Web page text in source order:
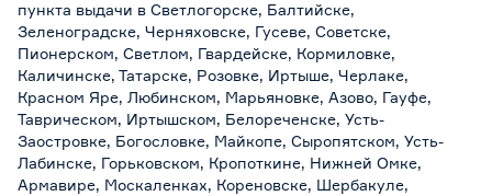
пункта выдачи в Светлогорске, Балтийске,
Зеленоградске, Черняховске, Гусеве, Советске,
Пионерском, Светлом, Гвардейске, Кормиловке,
Каличинске, Татарске, Розовке, Иртыше, Черлаке,
Красном Яре, Любинском, Марьяновке, Азово, Гауфе,
Таврическом, Иртышском, Белореченске, Усть-
Заостровке, Богословке, Майкопе, Сыропятском, Усть-
Лабинске, Горьковском, Кропоткине, Нижней Омке,
Армавире, Москаленках, Кореновске, Шербакуле,